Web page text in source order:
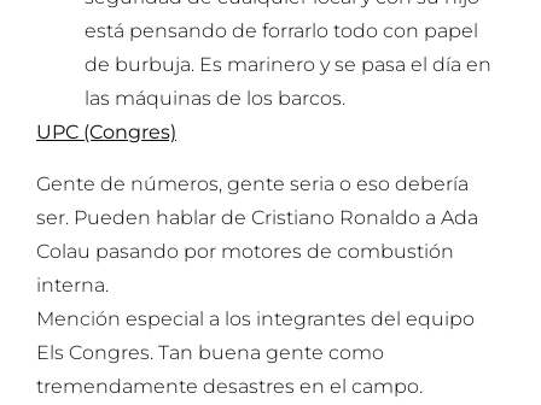
está pensando de forrarlo todo con papel
de burbuja. Es marinero y se pasa el día en
las máquinas de los barcos.
UPC (Congres)
Gente de números, gente seria o eso debería
ser. Pueden hablar de Cristiano Ronaldo a Ada
Colau pasando por motores de combustión
interna.
Mención especial a los integrantes del equipo
Els Congres. Tan buena gente como
tremendamente desastres en el campo.